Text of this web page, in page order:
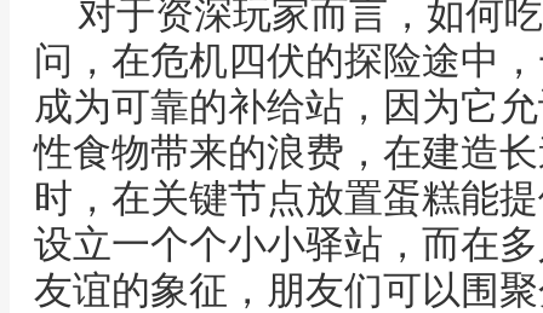
对于资深玩家而言，如何
问，在危机四伏的探险途中
成为可靠的补给站，因为它
性食物带来的浪费，在建造
时，在关键节点放置蛋糕能
设立一个个小小驿站，而在
友谊的象征，朋友们可以围